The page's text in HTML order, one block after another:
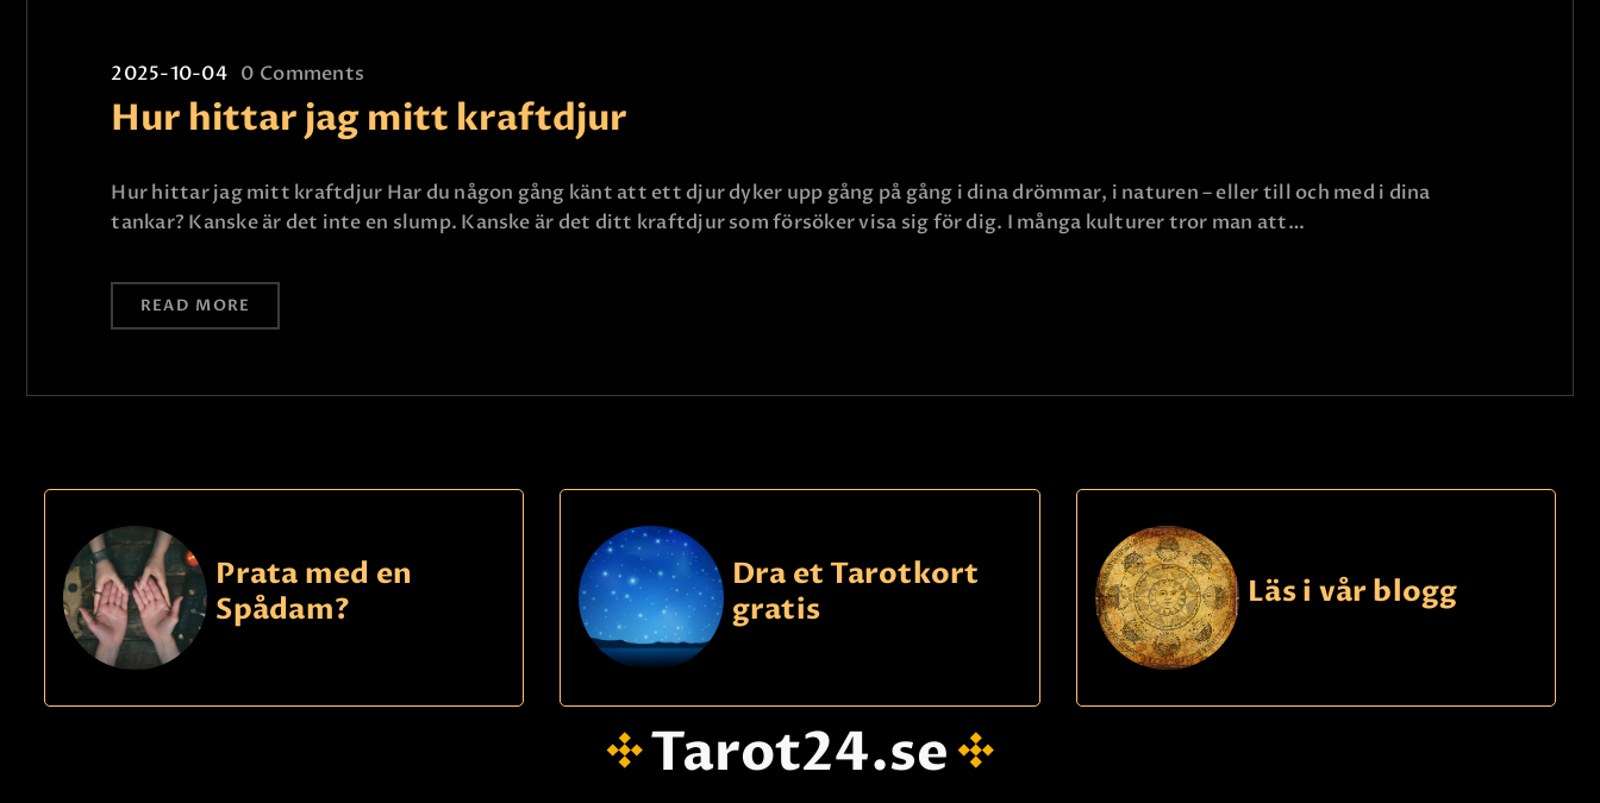
2025-10-04 0 Comments
Hur hittar jag mitt kraftdjur
Hur hittar jag mitt kraftdjur Har du någon gång känt att ett djur dyker upp gång på gång i dina drömmar, i naturen – eller till och med i dina
tankar? Kanske är det inte en slump. Kanske är det ditt kraftdjur som försöker visa sig för dig. I många kulturer tror man att…
READ MORE
Prata med en
Spådam?
Dra et Tarotkort
gratis
Läs i vår blogg
Tarot24.se